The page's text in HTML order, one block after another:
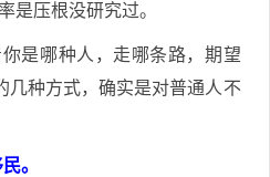
是压根没研究过。
是哪种人，走哪条路，期望
几种方式，确实是对普通人不
。